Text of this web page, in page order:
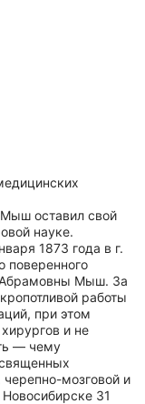
оставил свой
науке.
1873 года в г.
поверенного
Мыш. За
работы
при этом
и не
— чему
мозговой и
31